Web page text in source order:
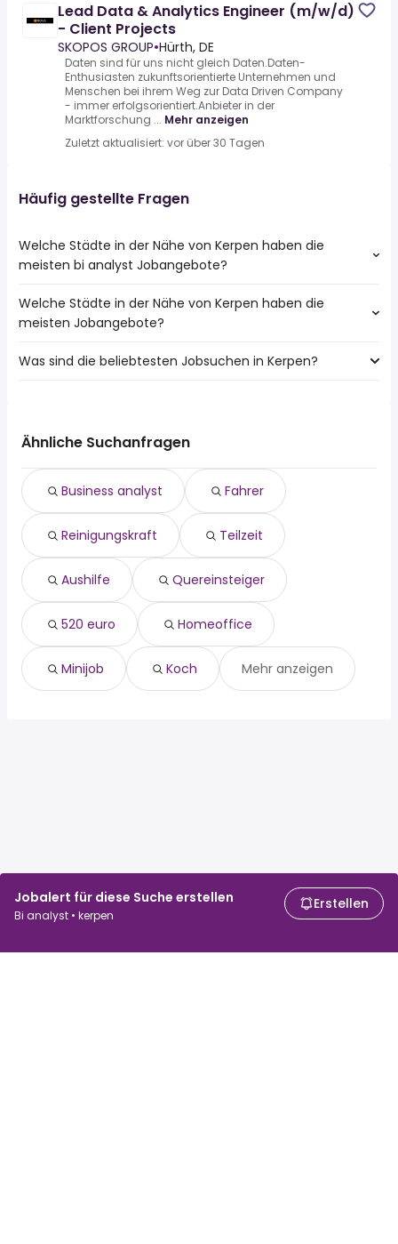
Jobalert für diese Suche erstellen
Bi analyst • kerpen
Erstellen
Lead Data & Analytics Engineer (m/w/d)
- Client Projects
SKOPOS GROUP•Hürth, DE
Daten sind für uns nicht gleich Daten.Daten-
Enthusiasten zukunftsorientierte Unternehmen und
Menschen bei ihrem Weg zur Data Driven Company
- immer erfolgsorientiert.Anbieter in der
Marktforschung ... Mehr anzeigen
Zuletzt aktualisiert: vor über 30 Tagen
Häufig gestellte Fragen
Welche Städte in der Nähe von Kerpen haben die
meisten bi analyst Jobangebote?
Städte in der Nähe von Kerpen mit den meisten bi analyst
Jobs:
Hürth
Welche Städte in der Nähe von Kerpen haben die
meisten Jobangebote?
10 Städte in der Nähe von Kerpen mit den meisten
Hürth
Brühl
Niederkassel
Zülpich
Niederzier
Nörvenich
Was sind die beliebtesten Jobsuchen in Kerpen?
reinigungskraft
quereinsteiger
520 euro
homeoffice
minijob
koch
chemielaborant
Ähnliche Suchanfragen
Business analyst Fahrer
Reinigungskraft Teilzeit
Aushilfe Quereinsteiger
520 euro Homeoffice
Minijob Koch Mehr anzeigen